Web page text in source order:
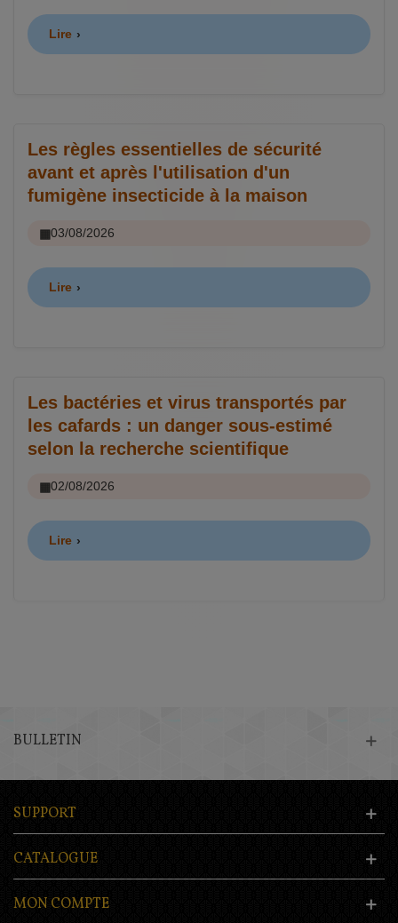
Lire
Les règles essentielles de sécurité
avant et après l'utilisation d'un
fumigène insecticide à la maison
03/08/2026
Lire
Les bactéries et virus transportés par
les cafards : un danger sous-estimé
selon la recherche scientifique
02/08/2026
Lire
BULLETIN
SUPPORT
CATALOGUE
MON COMPTE